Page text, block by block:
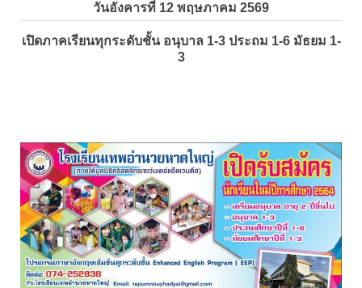
วันอังคารที่ 12 พฤษภาคม 2569
เปิดภาคเรียนทุกระดับชั้น อนุบาล 1-3 ประถม 1-6 มัธยม 1-
3